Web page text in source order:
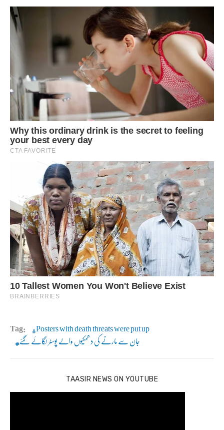
Tag: Posters with death threats were put up
جان سے مارنے کی دھمکیوں والے پوسٹر لگائے گئے
TAASIR NEWS ON YOUTUBE